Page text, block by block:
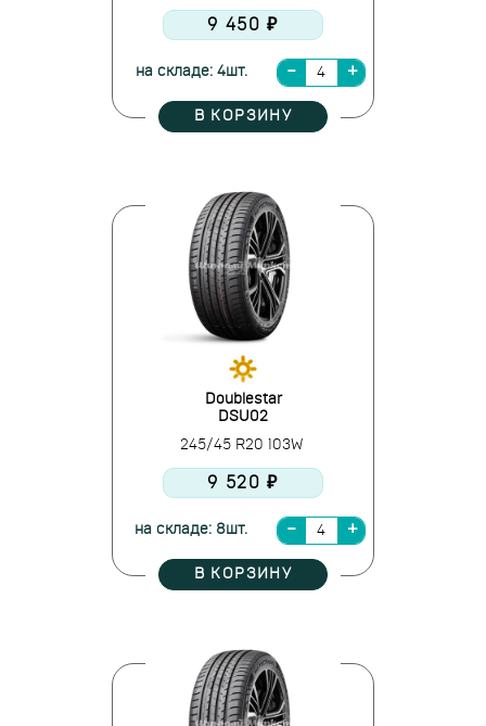
9 450 ₽
на складе: 4шт.
В КОРЗИНУ
Doublestar
DSU02
245/45 R20 103W
9 520 ₽
на складе: 8шт.
В КОРЗИНУ